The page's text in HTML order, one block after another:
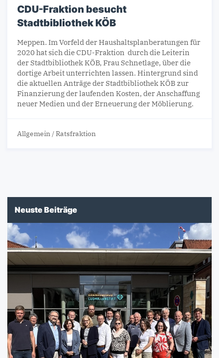
CDU-Fraktion besucht
Stadtbibliothek KÖB
Meppen. Im Vorfeld der Haushaltsplanberatungen für
2020 hat sich die CDU-Fraktion durch die Leiterin
der Stadtbibliothek KÖB, Frau Schnetlage, über die
dortige Arbeit unterrichten lassen. Hintergrund sind
die aktuellen Anträge der Stadtbibliothek KÖB zur
Finanzierung der laufenden Kosten, der Anschaffung
neuer Medien und der Erneuerung der Möblierung.
Allgemein /Ratsfraktion
Neuste Beiträge